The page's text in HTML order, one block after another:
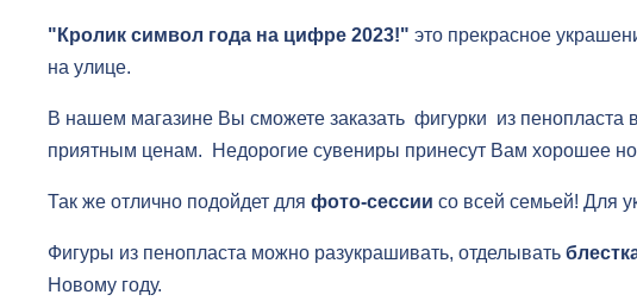
"Кролик символ года на цифре 2023!" это прекрасное
на улице.
В нашем магазине Вы сможете заказать фигурки из
приятным ценам. Недорогие сувениры принесут Вам хорошее
Так же отлично подойдет для фото-сессии со всей семьей! Для
Фигуры из пенопласта можно разукрашивать, отделывать
Новому году.